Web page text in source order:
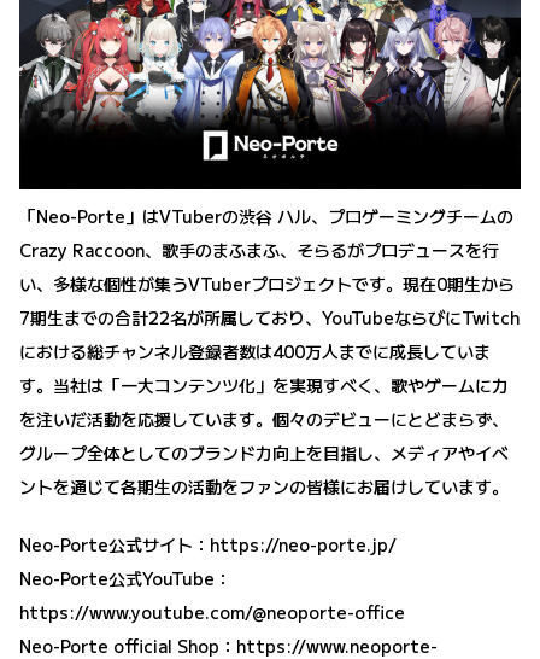
「Neo-Porte」はVTuberの渋谷 ハル、プロゲーミングチームの
Crazy Raccoon、歌手のまふまふ、そらるがプロデュースを行
い、多様な個性が集うVTuberプロジェクトです。現在0期生から
7期生までの合計22名が所属しており、YouTubeならびにTwitch
における総チャンネル登録者数は400万人までに成長していま
す。当社は「一大コンテンツ化」を実現すべく、歌やゲームに力
を注いだ活動を応援しています。個々のデビューにとどまらず、
グループ全体としてのブランド力向上を目指し、メディアやイベ
ントを通じて各期生の活動をファンの皆様にお届けしています。
Neo-Porte公式サイト： https://neo-porte.jp/
Neo-Porte公式YouTube：
https://www.youtube.com/@neoporte-office
Neo-Porte official Shop： https://www.neoporte-